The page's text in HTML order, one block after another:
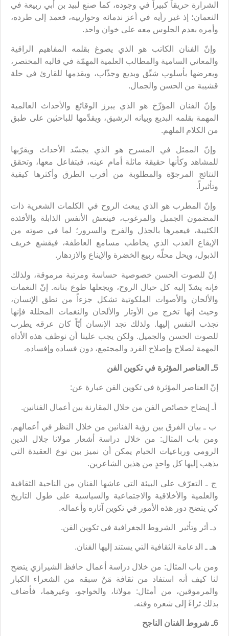
الشرارة حريقاً كبيراً في وجوده، كما صنع لبيد بن أبي ربيعة في
النعمان؛ إذ غير رأيه في أعز ندمائه وحوارييه، فعمد إلى طرده،
وأمره بعدم الجلوس معه على خوان واحد.
وإنّ الفنان الكاتب هو الذي يصوغ بقلمه المفاهيم الراقية
والمعاني السامية والمطالب العلمية المهمّة في قالبه المختصر،
ويعرضها بأسلوب شيِّق وبديع وجذّاب، ويقدمها للقارئ في حلة
قشيبة من الحسن والجمال.
وإنّ الفنان المؤرِّخ هو الذي يبرز الوقائع والأحداث العالمية
المهمة بقلمه البديع وبيانه الرشيق، ويقدِّمها للباحثين على طبق
من الكلام الملهم.
وإنّ الممثل في المسرح هو الذي يجسّد الأحداث ويقرّبها
للمشاهد وكأنها حقيقة ماثلة أمام عينه، فيتفاعل معها، وتحقق
النتائج المرجوّة والمطلوبة من أقرب الطرق وأكثرها كيفية
وتأثيراً.
وإنّ المطرب هو الذي يبعث الروح في الكلمات الشعرية ذات
المضمون الجميل والمرغوب، فينعش الأنفس الذابلة والأفئدة
الكئيبة، فيعمرها بالجذل والفرح والسرور؛ لما في صوته من
الإيقاع العذب الذي يخاطب مسامع العاطفة، فيقشع خريف
الذبول، ويحل محلّه ربيع الخضرة والإيناع والازدهار.
إنّ للصوت الحسن خصوصية حساسة ومرتبة مرموقة، ولذلك
فإنه يشدّ إليه كل حبال الروح، ويجعلها طوع بنانه. إنّ النغمات
والألحان والأصوات الملكوتية تشكل جزءاً من نطق الإنسان،
وحيث إنها تخرج من الأوتار والألحان والنغمات المحللة فإنها
تجذب النفس إليها. ولذلك تجد الإنسان أيّاً كان عرقه يطرب
للصوت الحسن والجميل. ولكن يجب علينا أن نوظف هذه الأداة
المهمة لصلاح وإصلاح الفرد والمجتمع، دون فساده وإفساده.
5ـ العناصر المؤثرة في تكوين الفن
إنّ العناصر المؤثرة في تكوين الفن عبارة عن:
أـ إيضاح خصائص الفن من خلال المقارنة بين أعمال الفنانين.
ب ـ بيان الفرق بين رؤية الفنانين من خلال النظر في أعمالهم.
ومن باب المثال: من خلال دراسة أشعار مولانا جلال الدين
الرومي ورباعيات الخيام يمكن أن نميز بين نوع العقيدة التي
يذهب إليها كل واحدٍ من هذين الشاعرين.
ج ـ التعرّف على البيئة التي عاشها الفنان من الناحية الثقافية
والعلمية والأخلاقية والاجتماعية والسياسية على طول التاريخ
كي يتضح دور هذه الأمور في تكوين آثاره وأعماله.
دـ أثر وتأثير الشروط الجغرافية في تكوين الفن.
هـ ـ الدعامة الثقافية التي يستند إليها الفنان.
ومن باب المثال: من خلال دراسة أعمال حافظ الشيرازي يتضح
لنا كيف أنه استفاد من ثقافة مَنْ سبقه من الشعراء الكبار
والمرموقين، من أمثال: مولانا، والخواجو، وغيرهما، فأضاف
بذلك ثراءً إلى شعره وفنه.
6ـ شروط الفنان الناجح